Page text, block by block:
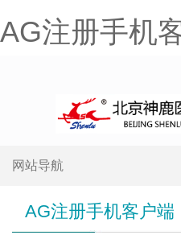
AG注册手机
网站导航
AG注册手机客户端